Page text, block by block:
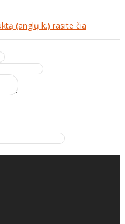
(anglų k.) rasite čia